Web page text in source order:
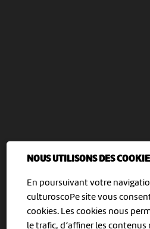
NOUS UTILISONS DES
En poursuivant votre
culturoscoPe site vous
cookies. Les cookies nous
le trafic, d’affiner les contenus